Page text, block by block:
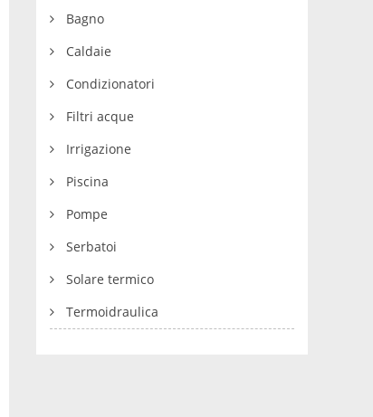
Bagno
Caldaie
Condizionatori
Filtri acque
Irrigazione
Piscina
Pompe
Serbatoi
Solare termico
Termoidraulica